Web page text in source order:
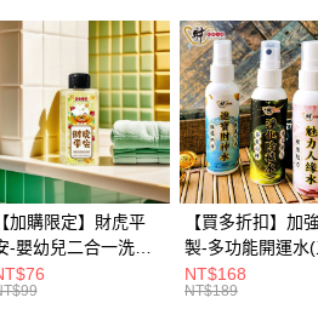
21家銀行
第一商業銀行
彰化商業銀行
台北富邦商業銀行
兆豐國際商業銀行
台中商業銀行
華泰商業銀行
遠東國際商業銀行
21家銀行
第一商業銀行
彰化商業銀行
台北富邦商業銀行
兆豐國際商業銀行
台中商業銀行
21家銀行
第一商業銀行
彰化商業銀行
台北富邦商業銀行
兆豐國際商業銀行
【加購限定】財虎平
-嬰幼兒二合一洗髮
浴露60ml《財神小
》【BABY-0601】
【買多折扣】加
製-多功能開運水
任選)《大師特製
《含開光》財神
NT$168
NT$189